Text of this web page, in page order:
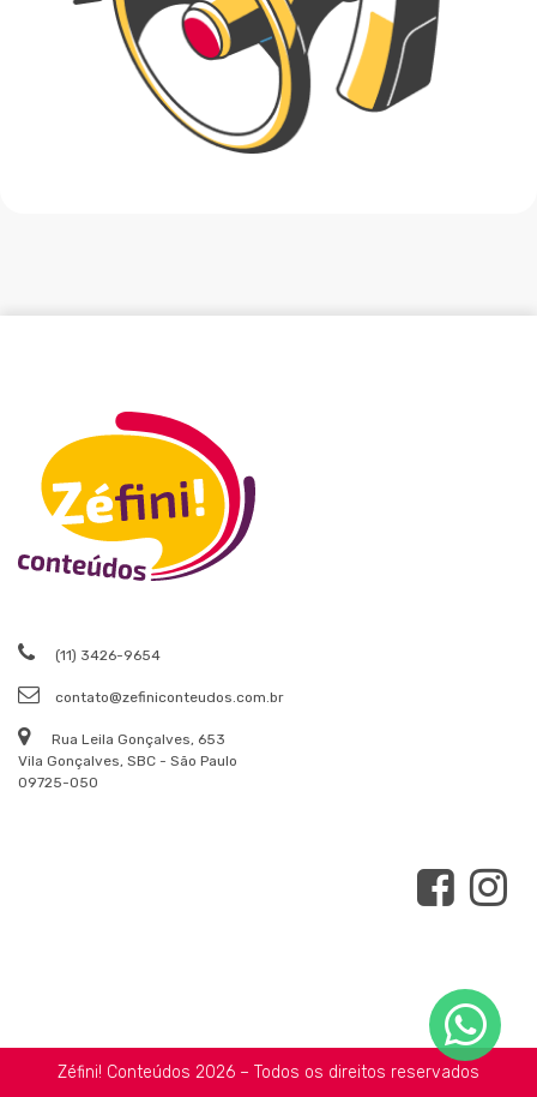
(11) 3426-9654
contato@zefiniconteudos.com.br
Rua Leila Gonçalves, 653
Vila Gonçalves, SBC - São Paulo
09725-050
Zéfini! Conteúdos 2026 – Todos os direitos reservados